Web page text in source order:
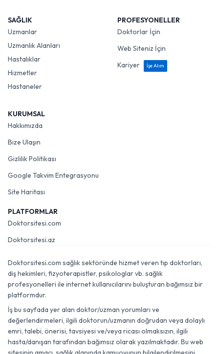
SAĞLIK
Uzmanlar
Uzmanlık Alanları
Hastalıklar
Hizmetler
Hastaneler
PROFESYONELLER
Doktorlar İçin
Web Siteniz İçin
Kariyer
İşe Alım
KURUMSAL
Hakkımızda
Bize Ulaşın
Gizlilik Politikası
Google Takvim Entegrasyonu
Site Haritası
PLATFORMLAR
Doktorsitesi.com
Doktorsitesi.az
Doktorsitesi.com sağlık sektöründe hizmet veren tıp doktorları,
diş hekimleri, fizyoterapistler, psikologlar vb. sağlık
profesyonelleri ile internet kullanıcılarını buluşturan bağımsız bir
platformdur.
İş bu sayfada yer alan doktor/uzman yorumları ve
değerlendirmeleri, ilgili doktorun/uzmanın doğrudan veya dolaylı
emri, talebi, önerisi, tavsiyesi ve/veya ricası olmaksızın, ilgili
hasta/danışan tarafından bağımsız olarak yazılmaktadır. Bu web